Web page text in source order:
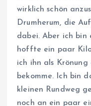
wirklich schön
Drumherum, die
dabei. Aber ich bin
hoffte ein paar
ich ihn als Krönung
bekomme. Ich bin
kleinen Rundweg
noch an ein paar